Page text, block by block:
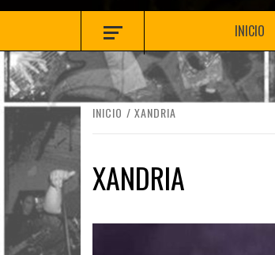
INICIO
INICIO XANDRIA
XANDRIA